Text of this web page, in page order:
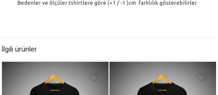
İlgili ürünler